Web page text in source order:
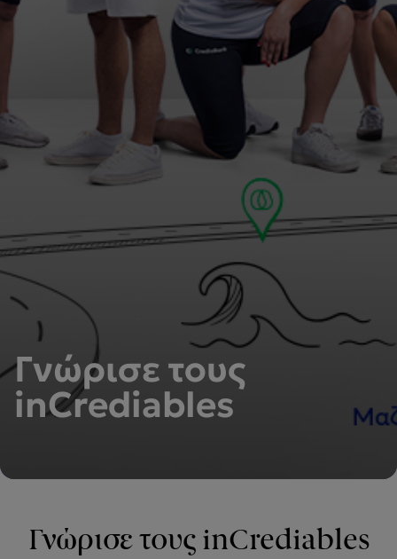
Γνώρισε τους
inCrediables
Γνώρισε τους inCrediables